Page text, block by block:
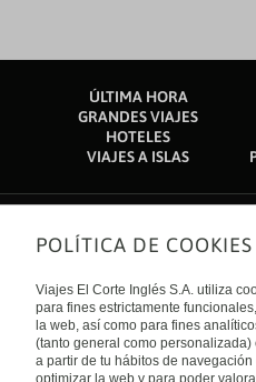
ÚLTIMA HORA
GRANDES VIAJES
HOTELES
VIAJES A ISLAS
Sobre nosotros
Quiénes somos
Financiación
Sostenibilidad
Turismo accesible
Tarjeta El Corte Inglés
Trabaja con nosotros
Enlaces de interés
Guías de viaje
Catálogos
Internacional
POLÍTICA DE COOKIES
Viajes El Corte Inglés S.A. utiliza
para fines estrictamente
la web, así como para fines
(tanto general como
a partir de tu hábitos de
optimizar la web y para poder